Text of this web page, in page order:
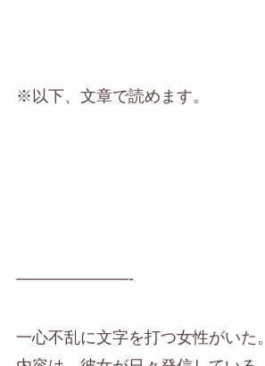
※以下、文章で読めます。
———————-
一心不乱に文字を打つ女性がいた。